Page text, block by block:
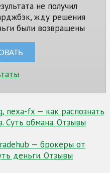
не получил
жду решения
были возвращены
nexa-fx — как распознать
Суть обмана. Отзывы
— брокеры от
деньги. Отзывы